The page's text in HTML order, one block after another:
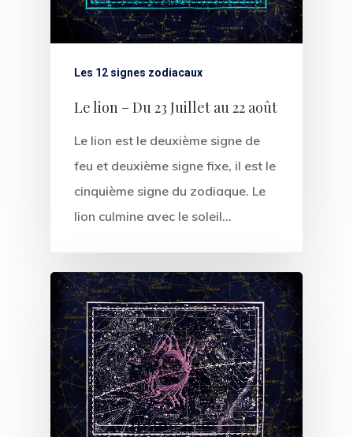
Les 12 signes zodiacaux
Le lion – Du 23 Juillet au 22 août
Le lion est le deuxième signe de
feu et deuxième signe fixe, il est le
cinquième signe du zodiaque. Le
lion culmine avec le soleil…